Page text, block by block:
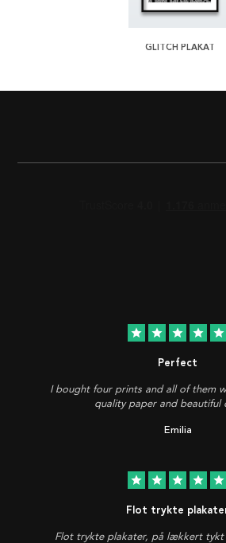
GLITCH PLAKAT
star star star star star
Perfect
I bought four prints and all of them
quality paper and beautiful
Emilia
star star star star star
Flot trykte
Flot trykte plakater, på lækkert